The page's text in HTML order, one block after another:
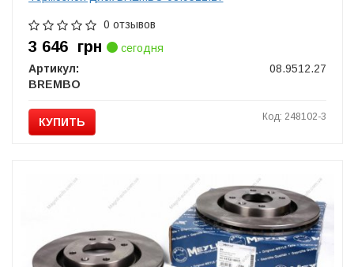
0 отзывов
3 646 грн
сегодня
Артикул:
08.9512.27
BREMBO
КУПИТЬ Код: 248102-3